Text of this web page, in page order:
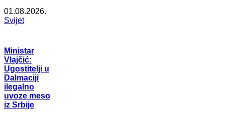
01.08.2026.
Svijet
Ministar
Vlajčić:
Ugostitelji u
Dalmaciji
ilegalno
uvoze meso
iz Srbije